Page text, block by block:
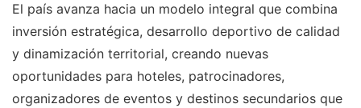
El país avanza hacia un modelo integral que combina
inversión estratégica, desarrollo deportivo de calidad
y dinamización territorial, creando nuevas
oportunidades para hoteles, patrocinadores,
organizadores de eventos y destinos secundarios que